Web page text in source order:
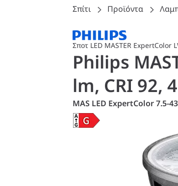
Σπίτι Προϊόντα
Σποτ LED MASTER ExpertColor
Philips
lm, CRI 92,
MAS LED ExpertColor 7.5-